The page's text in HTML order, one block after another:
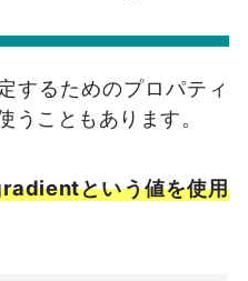
するためのプロパティ
うこともあります。
という値を使用